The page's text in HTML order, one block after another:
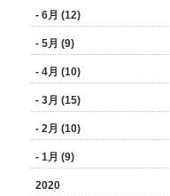
- 6月 (12)
- 5月 (9)
- 4月 (10)
- 3月 (15)
- 2月 (10)
- 1月 (9)
2020